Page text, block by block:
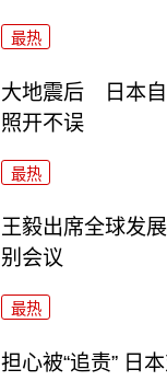
最热
大地震后 日本自
照开不误
最热
王毅出席全球发
别会议
最热
担心被“追责” 日